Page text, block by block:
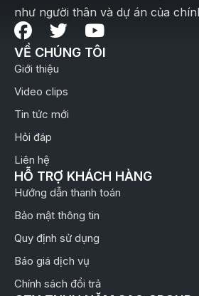
như người thân và dự án của
VỀ CHÚNG TÔI
Giới thiệu
Video clips
Tin tức mới
Hỏi đáp
Liên hệ
HỖ TRỢ KHÁCH HÀNG
Hướng dẫn thanh toán
Bảo mật thông tin
Quy định sử dụng
Báo giá dịch vụ
Chính sách đổi trả